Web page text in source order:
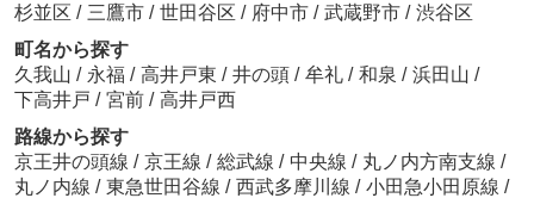
杉並区 / 三鷹市 / 世田谷区 / 府中市 / 武蔵野市 / 渋谷区
町名から探す
久我山 / 永福 / 高井戸東 / 井の頭 / 牟礼 / 和泉 / 浜田山 /
下高井戸 / 宮前 / 高井戸西
路線から探す
京王井の頭線 / 京王線 / 総武線 / 中央線 / 丸ノ内方南支線 /
丸ノ内線 / 東急世田谷線 / 西武多摩川線 / 小田急小田原線 /